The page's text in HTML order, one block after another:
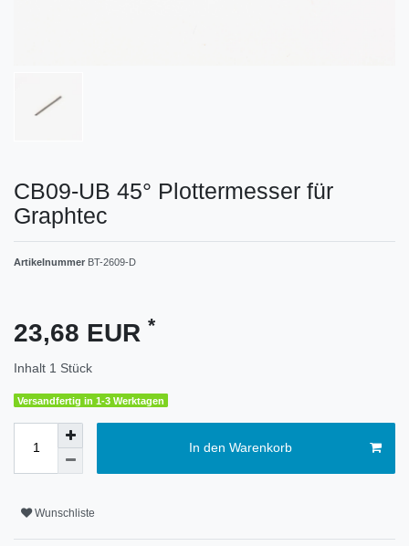
CB09-UB 45° Plottermesser für
Graphtec
Artikelnummer BT-2609-D
23,68 EUR *
Inhalt 1 Stück
Versandfertig in 1-3 Werktagen
In den Warenkorb
Wunschliste